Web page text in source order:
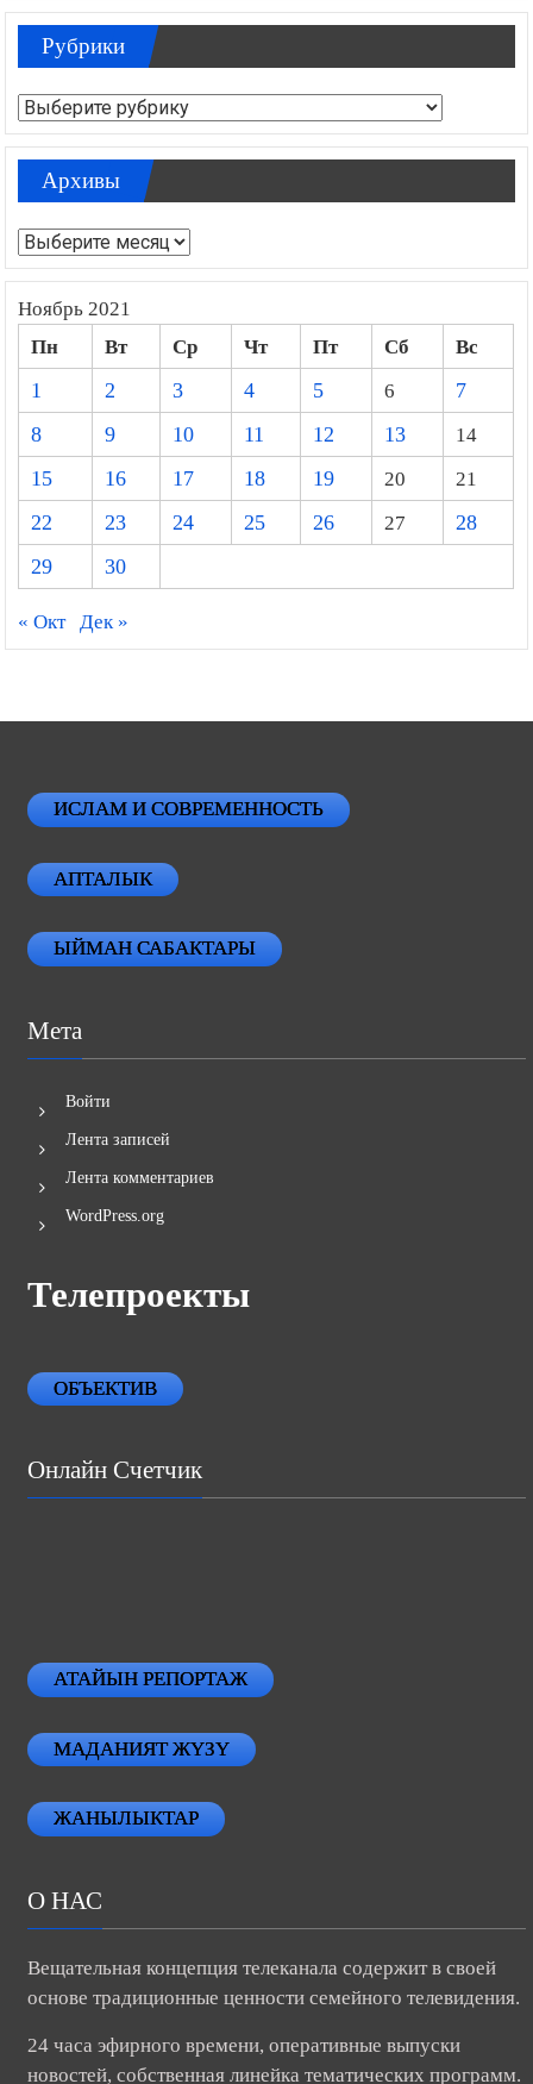
Рубрики
Рубрики
Архивы
Архивы
Ноябрь 2021
Пн Вт Ср Чт Пт Сб
Вс
1
2 3 4 5 6
7
8
9 10 11 12 13
14
15
16 17 18 19 20
21
22
23 24 25 26 27
28
29
30
« Окт Дек »
ИСЛАМ И СОВРЕМЕННОСТЬ
АПТАЛЫК
ЫЙМАН САБАКТАРЫ
Мета
Войти
Лента записей
Лента комментариев
WordPress.org
Телепроекты
ОБЪЕКТИВ
Онлайн Счетчик
АТАЙЫН РЕПОРТАЖ
МАДАНИЯТ ЖҮЗҮ
ЖАНЫЛЫКТАР
О НАС
Вещательная концепция телеканала содержит в своей
основе традиционные ценности семейного телевидения.
24 часа эфирного времени, оперативные выпуски
новостей, собственная линейка тематических программ.